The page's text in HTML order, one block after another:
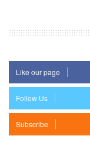
Like our page
Follow Us
Subscribe